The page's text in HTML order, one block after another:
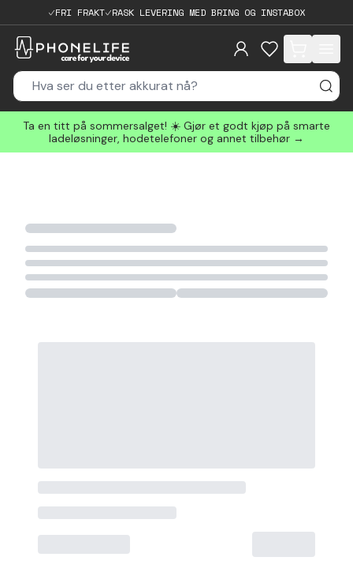
FRI FRAKT RASK LEVERING MED BRING OG INSTABOX
items in cart,
Ta en titt på sommersalget! ☀️ Gjør et godt kjøp på smarte
ladeløsninger, hodetelefoner og annet tilbehør →